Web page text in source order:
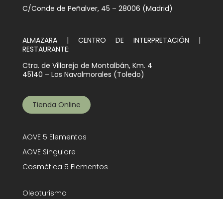
C/Conde de Peñalver, 45 – 28006 (Madrid)
ALMAZARA | CENTRO DE INTERPRETACIÓN |
RESTAURANTE:
Ctra. de Villarejo de Montalbán, Km. 4
45140 – Los Navalmorales (Toledo)
Tienda Online
AOVE 5 Elementos
AOVE Singulare
Cosmética 5 Elementos
Oleoturismo